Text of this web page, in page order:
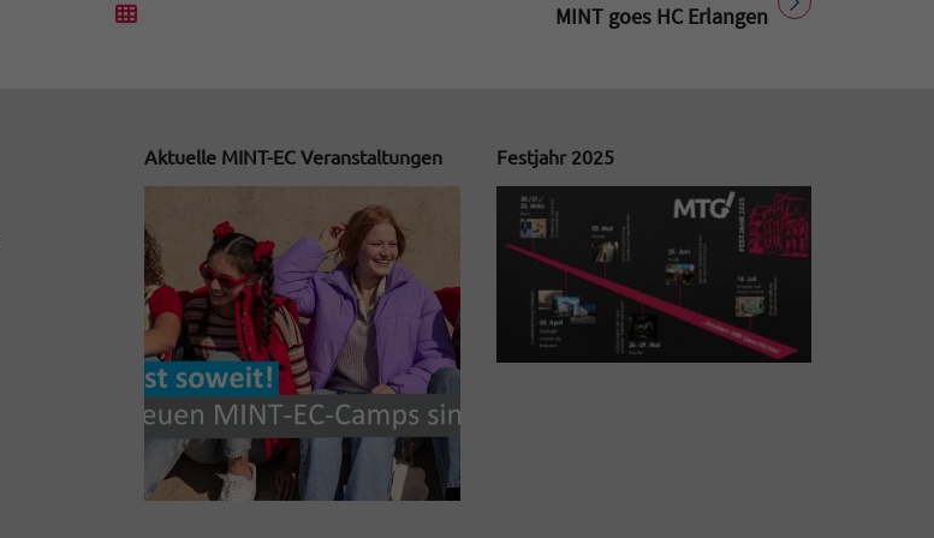
Titel für Beitrag
MINT goes HC Erlangen
Aktuelle MINT-EC Veranstaltungen Festjahr 2025